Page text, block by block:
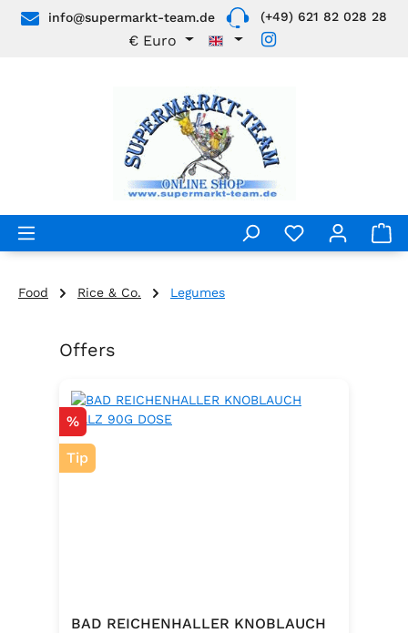
Skip to main content
info@supermarkt-team.de (+49) 621 82 028 28
€ Euro
Food Rice & Co. Legumes
Skip product gallery
Offers
Discount
%
Tip
BAD REICHENHALLER KNOBLAUCH